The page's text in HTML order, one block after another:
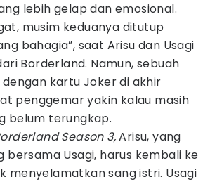
lebih gelap dan emosional.
musim keduanya ditutup
bahagia”, saat Arisu dan Usagi
Borderland. Namun, sebuah
kartu Joker di akhir
penggemar yakin kalau masih
belum terungkap.
Season 3,Arisu, yang
bersama Usagi, harus kembali ke
menyelamatkan sang istri. Usagi